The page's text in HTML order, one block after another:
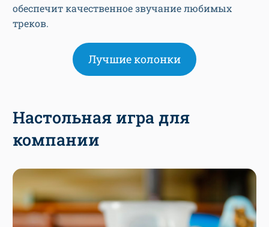
обеспечит качественное звучание любимых
треков.
Лучшие колонки
Настольная игра для
компании